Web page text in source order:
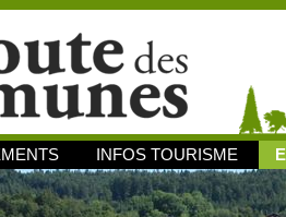
INFOS TOURISME